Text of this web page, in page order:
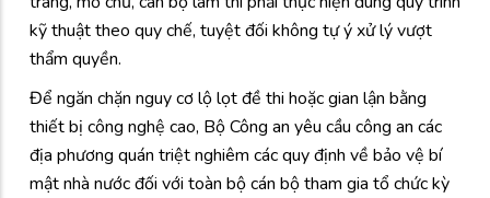
kỹ thuật theo quy chế, tuyệt đối không tự ý xử lý vượt
thẩm quyền.
Để ngăn chặn nguy cơ lộ lọt đề thi hoặc gian lận bằng
thiết bị công nghệ cao, Bộ Công an yêu cầu công an các
địa phương quán triệt nghiêm các quy định về bảo vệ bí
mật nhà nước đối với toàn bộ cán bộ tham gia tổ chức kỳ